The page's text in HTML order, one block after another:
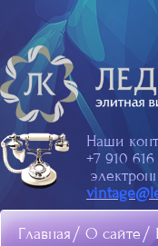
Главная О сайте
Наши
+7 910 616